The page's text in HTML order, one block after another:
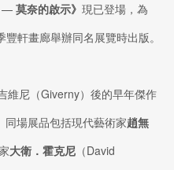
— 莫奈的啟示》 現已登場，為
軒畫廊舉辦同名展覽時出版。
維尼（Giverny）後的早年傑作
同場展品包括現代藝術家趙無
大衛．霍克尼 （David